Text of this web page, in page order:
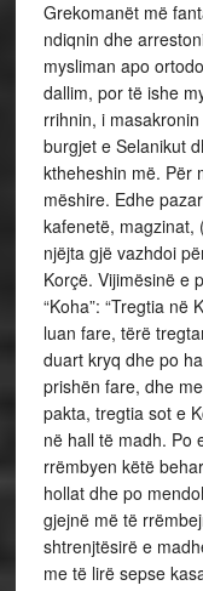
Grekomanët më
ndiqnin dhe
mysliman apo
dallim, por të ishe
rrihnin, i
burgjet e Selanikut
ktheheshin më. Për
mëshire. Edhe
kafenetë, magzinat,
njëjta gjë vazhdoi
Korçë. Vijimësinë e
“Koha”: “Tregtia
luan fare, tërë
duart kryq dhe po
prishën fare, dhe
pakta, tregtia sot e
në hall të madh. Po
rrëmbyen këtë
hollat dhe po
gjejnë më të
shtrenjtësirë e
me të lirë sepse